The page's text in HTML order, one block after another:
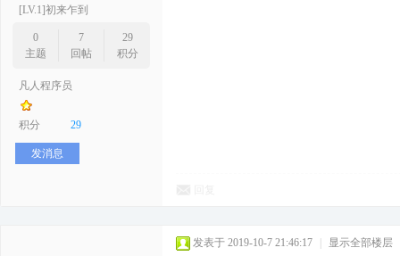
[LV.1]初来乍到
0
主题
7
回帖
29
积分
凡人程序员
积分 29
发消息
发表于 2019-10-7 21:46:17 显示全部楼层